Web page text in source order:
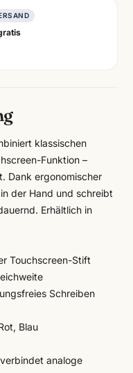
klassischen
Funktion –
Dank ergonomischer
der Hand und schreibt
Erhältlich in
Touchscreen-Stift
Schreiben
Blau
verbindet analoge